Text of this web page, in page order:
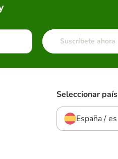
Suscríbete ahora
Seleccionar país
España / es